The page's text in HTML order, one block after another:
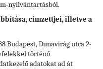
nyilvántartásból.
címzettjei, illetve a
Budapest, Dunavirág utca 2-
történő
adatokat ad át